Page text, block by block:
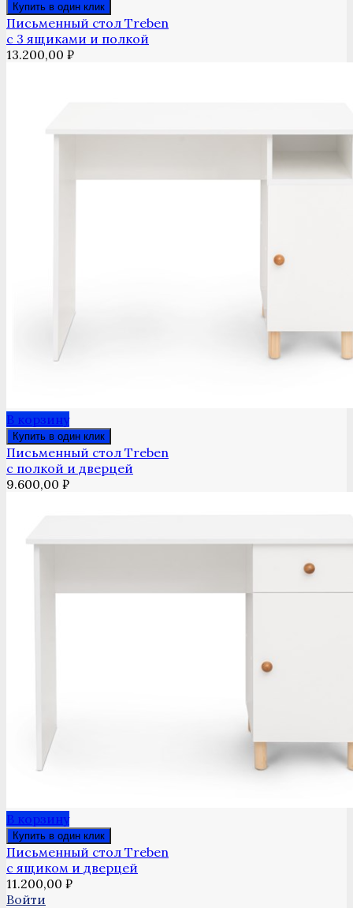
Купить в один клик
Письменный стол Treben
с 3 ящиками и полкой
13.200,00 ₽
В корзину
Купить в один клик
Письменный стол Treben
с полкой и дверцей
9.600,00 ₽
В корзину
Купить в один клик
Письменный стол Treben
с ящиком и дверцей
11.200,00 ₽
Войти